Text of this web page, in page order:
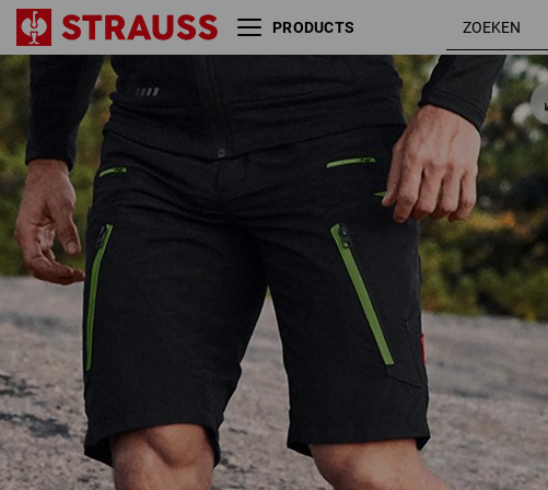
PRODUCTS
e.s. Functionele short
Superlite
neon